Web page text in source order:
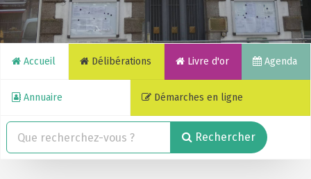
Accueil Délibérations Livre d'or Agenda
Annuaire Démarches en ligne
Rechercher